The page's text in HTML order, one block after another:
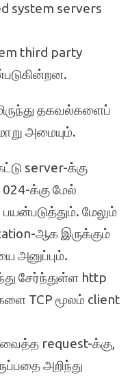
system servers
third party
தகவல்களைப்
அமையும்.
server-க்கு
க்கு மேல்
மேலும்
ஆக இருக்கும்
அனுப்பும்.
சேர்ந்துள்ள http
TCP மூலம் client
வைத்த request-க்கு,
அறிந்து